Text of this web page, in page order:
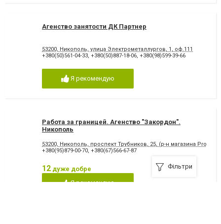
Агенство занятости ДК Партнер
53200, Никополь, улица Электрометаллургов, 1, оф.111
+380(50)561-04-33, +380(50)887-18-06, +380(98)599-39-66
Я рекомендую
Работа за границей. Агенство "Закордон".
Никополь
53200, Никополь, проспект Трубников, 25, (р-н магазина Prostor)
+380(95)879-00-70, +380(67)566-67-87
12 дуже добре
Я рекомендую
Фільтри